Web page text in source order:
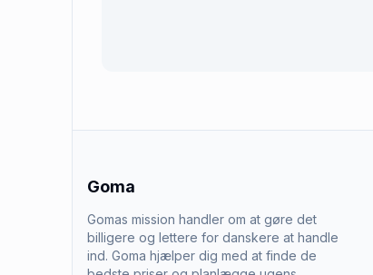
Goma
Gomas mission handler om at gøre det
billigere og lettere for danskere at handle
ind. Goma hjælper dig med at finde de